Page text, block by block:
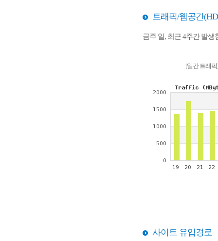
트래픽/웹공간
금주 일, 최근 4주간 발
[일간 트래픽]
사이트 유입경로